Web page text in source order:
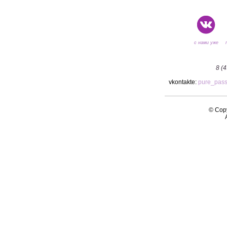
с нами уже
8
vkontakte:
©